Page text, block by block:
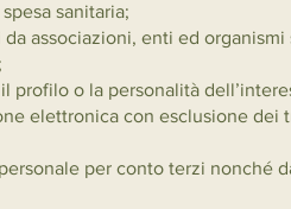
sanitaria;
associazioni, enti ed
o la personalità
elettronica con esclusione
per conto terzi nonché